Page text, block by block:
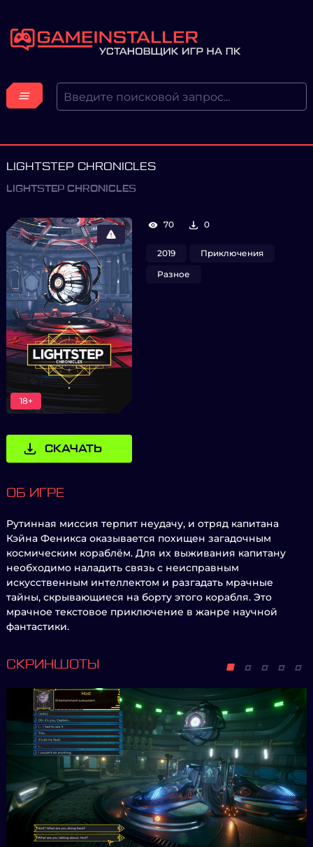
LIGHTSTEP CHRONICLES
LIGHTSTEP CHRONICLES
18+
СКАЧАТЬ
70 0
2019
Приключения
Разное
ОБ ИГРЕ
Рутинная миссия терпит неудачу, и отряд капитана
Кэйна Феникса оказывается похищен загадочным
космическим кораблём. Для их выживания капитану
необходимо наладить связь с неисправным
искусственным интеллектом и разгадать мрачные
тайны, скрывающиеся на борту этого корабля. Это
мрачное текстовое приключение в жанре научной
фантастики.
СКРИНШОТЫ